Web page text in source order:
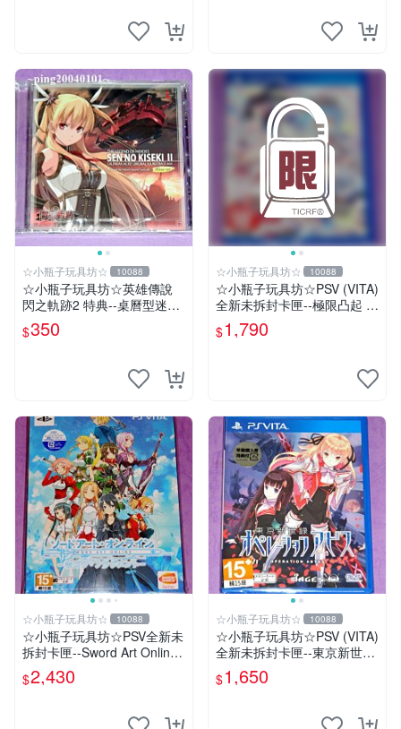
☆小瓶子玩具坊☆ 10088
☆小瓶子玩具坊☆英雄傳說
閃之軌跡2 特典--桌曆型迷你
原聲帶--"亞莉莎 Alisa"封面
(無遊戲卡匣唷)
$350
☆小瓶子玩具坊☆ 10088
☆小瓶子玩具坊☆PSV (VITA)
全新未拆封卡匣--極限凸起 萌
萌水晶 (日版)
$1,790
☆小瓶子玩具坊☆ 10088
☆小瓶子玩具坊☆PSV全新未
拆封卡匣--Sword Art Online
刀劍神域 虛空斷章 限定版
(日版)
$2,430
☆小瓶子玩具坊☆ 10088
☆小瓶子玩具坊☆PSV (VITA)
全新未拆封卡匣--東京新世錄
深淵行動 (日版)
$1,650